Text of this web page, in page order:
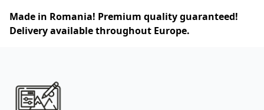
Made in Romania! Premium quality guaranteed!
Delivery available throughout Europe.